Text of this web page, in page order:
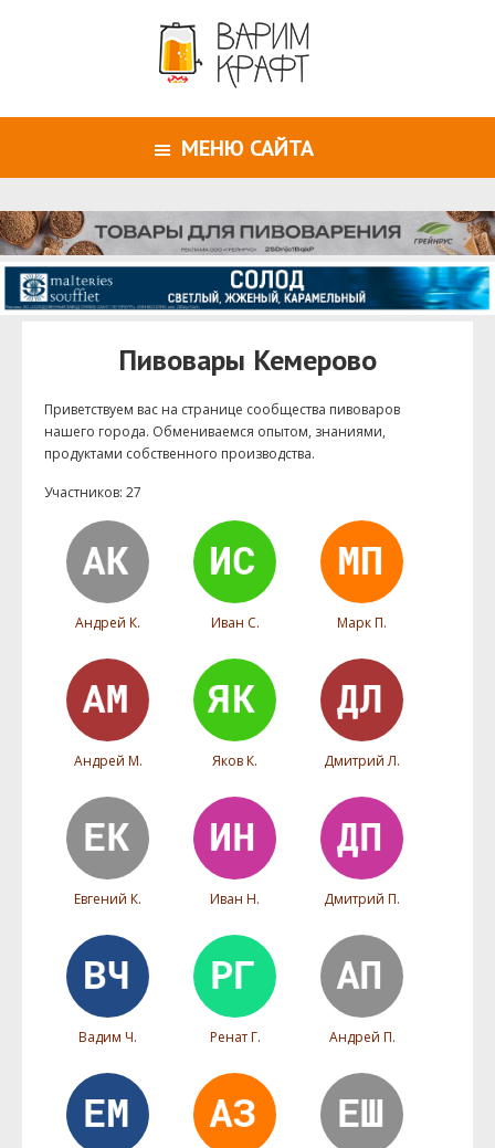
МЕНЮ САЙТА
Пивовары Кемерово
Приветствуем ваc на странице сообщества пивоваров
нашего города. Обмениваемся опытом, знаниями,
продуктами собственного производства.
Участников: 27
Андрей К. Иван С. Марк П.
Андрей М. Яков К. Дмитрий Л.
Евгений К. Иван Н. Дмитрий П.
Вадим Ч. Ренат Г. Андрей П.